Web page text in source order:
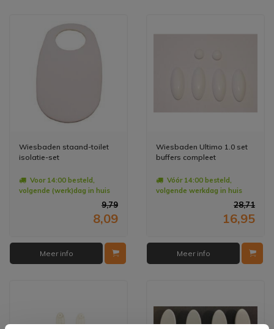
Wiesbaden staand-toilet
isolatie-set
Voor 14:00 besteld,
volgende (werk)dag in huis
9,79
8,09
Meer info
Wiesbaden Ultimo 1.0 set
buffers compleet
Vóór 14:00 besteld,
volgende werkdag in huis
28,71
16,95
Meer info